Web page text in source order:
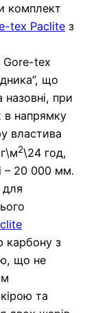
комплект
tex Paclite з
Gore-tex
що
назовні, при
в напрямку
властива
2\24 год,
– 20 000 мм.
для
карбону з
що не
та